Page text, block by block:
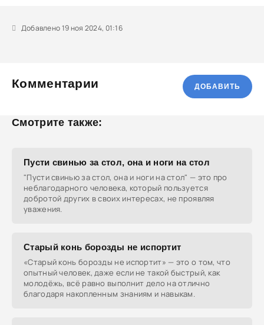
Добавлено 19 ноя 2024, 01:16
Комментарии ДОБАВИТЬ
Смотрите также:
Пусти свинью за стол, она и ноги на стол
"Пусти свинью за стол, она и ноги на стол" — это про
неблагодарного человека, который пользуется
добротой других в своих интересах, не проявляя
уважения.
Старый конь борозды не испортит
«Старый конь борозды не испортит» — это о том, что
опытный человек, даже если не такой быстрый, как
молодёжь, всё равно выполнит дело на отлично
благодаря накопленным знаниям и навыкам.